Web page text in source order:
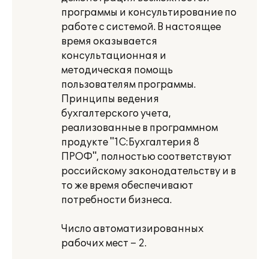
программы и консультирование по
работе с системой. В настоящее
время оказывается
консультационная и
методическая помощь
пользователям программы.
Принципы ведения
бухгалтерского учета,
реализованные в программном
продукте "1С:Бухгалтерия 8
ПРОФ", полностью соответствуют
российскому законодательству и в
то же время обеспечивают
потребности бизнеса.
Число автоматизированных
рабочих мест – 2.